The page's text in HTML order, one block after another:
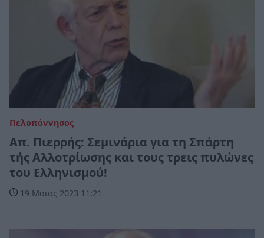
Πελοπόννησος
Απ. Πιερρής: Σεμινάρια για τη Σπάρτη
τής Αλλοτρίωσης και τους τρεις πυλώνες
του Ελληνισμού!
19 Μαϊος 2023 11:21